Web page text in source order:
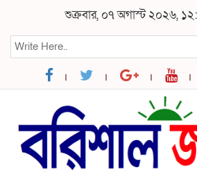
শুক্রবার, ০৭ অগাস্ট ২০২৬,